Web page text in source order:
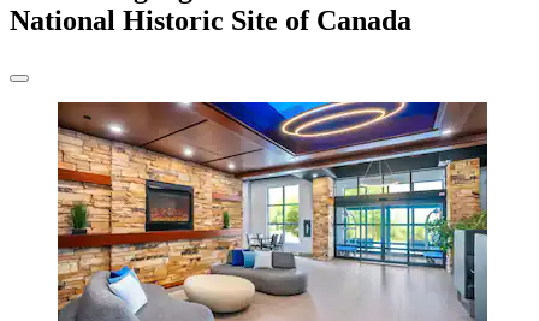
National Historic Site of Canada